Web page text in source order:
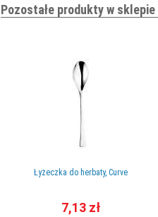
Pozostałe produkty w sklepie
Łyżeczka do herbaty, Curve
7,13 zł